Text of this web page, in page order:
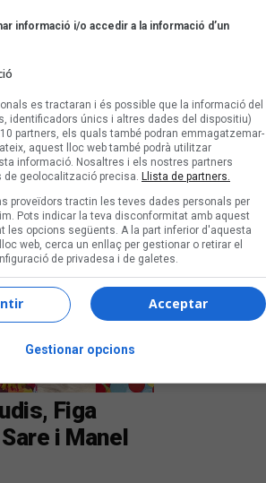
Figa
i Manel
informació i/o accedir a la informació d’un
es tractaran i és possible que la informació del
identificadors únics i altres dades del dispositiu)
partners, els quals també podran emmagatzemar-
aquest lloc web també podrà utilitzar
informació. Nosaltres i els nostres partners
de geolocalització precisa. Llista de partners.
proveïdors tractin les teves dades personals per
Pots indicar la teva disconformitat amb aquest
les opcions següents. A la part inferior d'aquesta
web, cerca un enllaç per gestionar o retirar el
de privadesa i de galetes.
Acceptar
Gestionar opcions